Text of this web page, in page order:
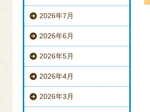
2026年7月
2026年6月
2026年5月
2026年4月
2026年3月